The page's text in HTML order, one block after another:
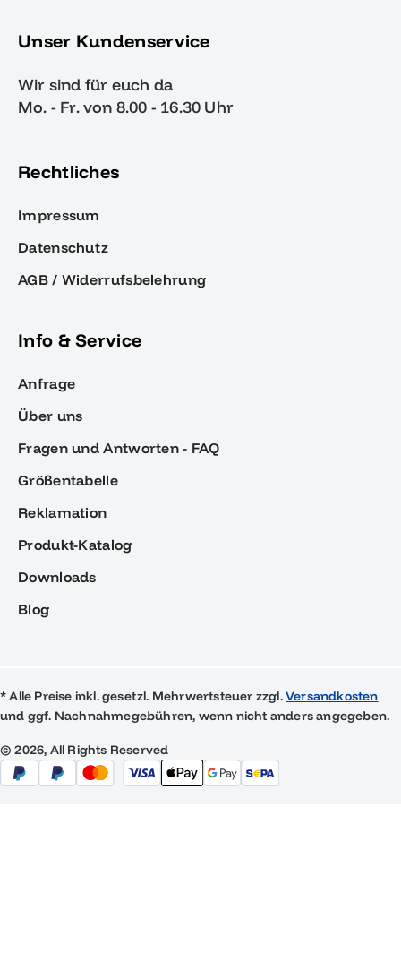
Unser Kundenservice
Wir sind für euch da
Mo. - Fr. von 8.00 - 16.30 Uhr
Rechtliches
Impressum
Datenschutz
AGB / Widerrufsbelehrung
Info & Service
Anfrage
Über uns
Fragen und Antworten - FAQ
Größentabelle
Reklamation
Produkt-Katalog
Downloads
Blog
* Alle Preise inkl. gesetzl. Mehrwertsteuer zzgl.Versandkosten
und ggf. Nachnahmegebühren, wenn nicht anders angegeben.
© 2026, All Rights Reserved